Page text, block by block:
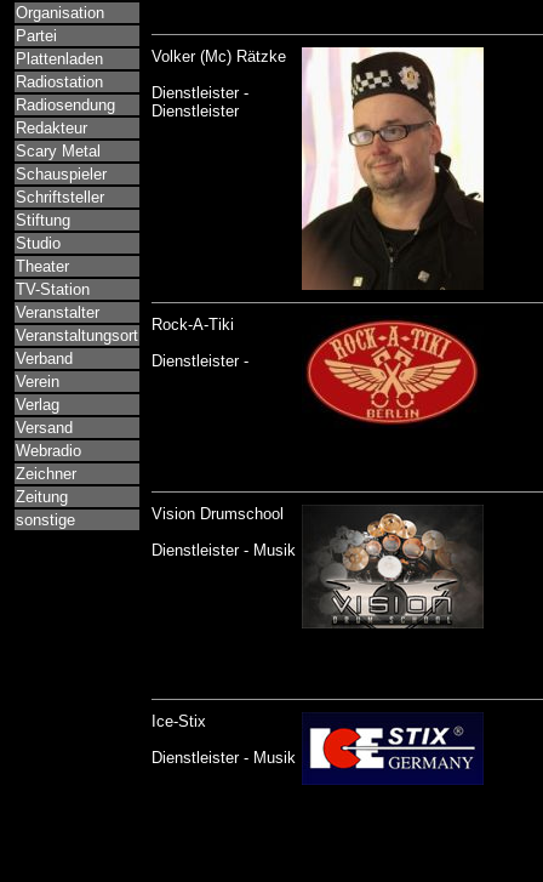
Organisation
Partei
Plattenladen
Radiostation
Radiosendung
Redakteur
Scary Metal
Schauspieler
Schriftsteller
Stiftung
Studio
Theater
TV-Station
Veranstalter
Veranstaltungsort
Verband
Verein
Verlag
Versand
Webradio
Zeichner
Zeitung
sonstige
Volker (Mc) Rätzke
Dienstleister -
Dienstleister
Rock-A-Tiki
Dienstleister -
Vision Drumschool
Dienstleister - Musik
Ice-Stix
Dienstleister - Musik